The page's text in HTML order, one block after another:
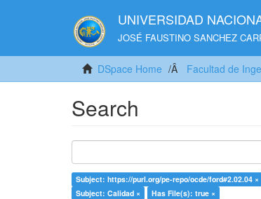
UNIVERSIDAD
JOSÉ FAUSTINO SANCHEZ
DSpace Home Facultad de
Search
Subject: https://purl.org/pe-repo/ocde/ford#2.02.04 ×
Subject: Calidad ×
Has File(s): true ×